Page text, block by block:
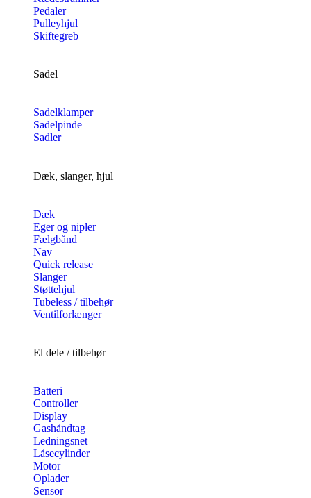
Pedaler
Pulleyhjul
Skiftegreb
Sadel
Sadelklamper
Sadelpinde
Sadler
Dæk, slanger, hjul
Dæk
Eger og nipler
Fælgbånd
Nav
Quick release
Slanger
Støttehjul
Tubeless / tilbehør
Ventilforlænger
El dele / tilbehør
Batteri
Controller
Display
Gashåndtag
Ledningsnet
Låsecylinder
Motor
Oplader
Sensor